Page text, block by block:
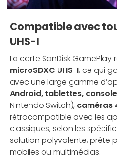
Compatible avec
UHS-I
La carte SanDisk GamePlay
microSDXC UHS-I, ce qui
avec une large gamme
Android, tablettes,
Nintendo Switch), caméras
rétrocompatible avec les
classiques, selon les
solution polyvalente, prête
mobiles ou multimédias.